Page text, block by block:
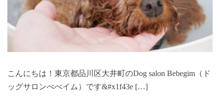
こんにちは！東京都品川区大井町のDog salon Bebegim（ド
ッグサロンべべイム）です&#x1f43e […]